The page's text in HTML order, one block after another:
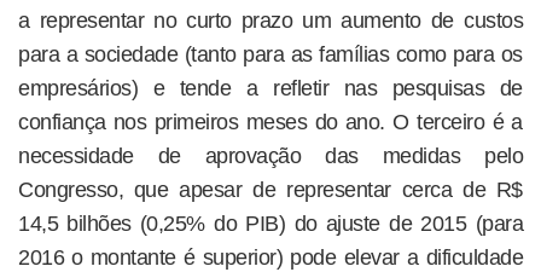
a representar no curto prazo um aumento de custos
para a sociedade (tanto para as famílias como para os
empresários) e tende a refletir nas pesquisas de
confiança nos primeiros meses do ano. O terceiro é a
necessidade de aprovação das medidas pelo
Congresso, que apesar de representar cerca de R$
14,5 bilhões (0,25% do PIB) do ajuste de 2015 (para
2016 o montante é superior) pode elevar a dificuldade